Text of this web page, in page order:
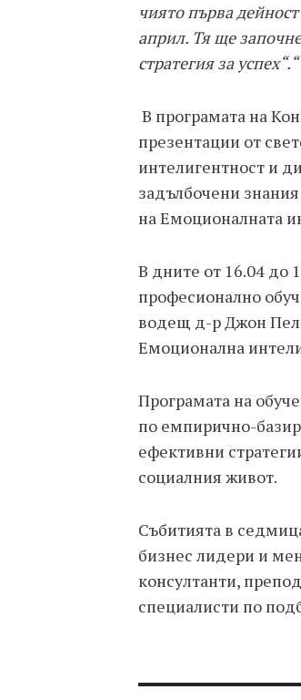
чиято първа
април. Тя ще
стратегия за успех“.“
В програмата на
презентации от
интелигентност и
задълбочени
на Емоционалната
В дните от 16.04 до
професионално
водещ д-р Джон
Емоционална
Програмата на
по емпирично-
ефективни
социалния живот.
Събитията в
бизнес лидери и
консултанти,
специалисти по